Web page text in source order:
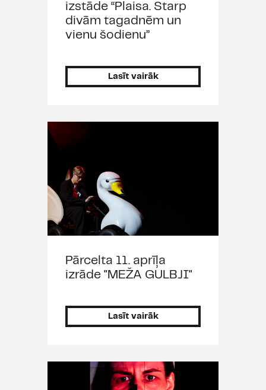
izstāde “Plaisa. Starp
divām tagadnēm un
vienu šodienu”
Lasīt vairāk
Pārcelta 11. aprīļa
izrāde "MEŽA GULBJI"
Lasīt vairāk